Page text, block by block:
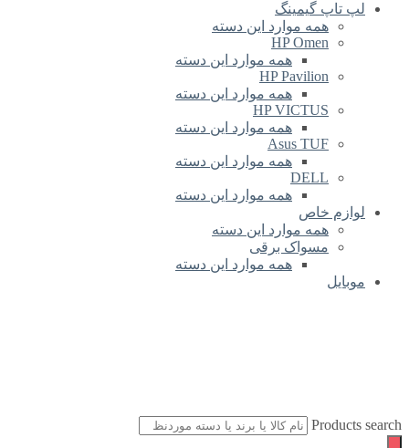
لپ تاپ گیمینگ
همه موارد این دسته
HP Omen
همه موارد این دسته
HP Pavilion
همه موارد این دسته
HP VICTUS
همه موارد این دسته
Asus TUF
همه موارد این دسته
DELL
همه موارد این دسته
لوازم خاص
همه موارد این دسته
مسواک برقی
همه موارد این دسته
موبایل
Products search